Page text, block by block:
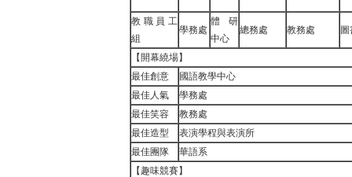
教職員工
組
學務處
體研
中心
總務處 教務處
【開幕繞場】
最佳創意
國語教學中心
最佳人氣
學務處
最佳笑容
教務處
最佳造型
表演學程與表演所
最佳團隊
華語系
【趣味競賽】